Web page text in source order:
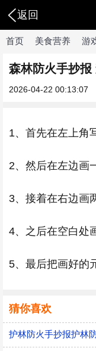
返回
首页 美食营养 游
森林防火手抄报
2026-04-22 00:13:07
1、首先在左上角
2、然后在左边画
3、接着在右边画
4、之后在空白处
5、最后把画好的
猜你喜欢
护林防火手抄报护林